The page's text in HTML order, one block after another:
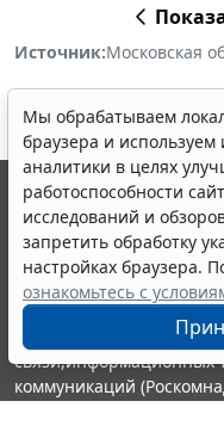
Источник:Московская
Мы обрабатываем
браузера и используем
аналитики в целях
работоспособности
исследований и
запретить обработку
настройках браузера.
ознакомьтесь с
© ООО "НПП "ГАРАНТ-
выпускается с 1990
являются участниками
информации ГАРАНТ.
Портал ГАРАНТ.РУ
издания Федеральной
связи,информационных
коммуникаций